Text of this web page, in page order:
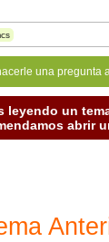
una
leyendo un
abrir